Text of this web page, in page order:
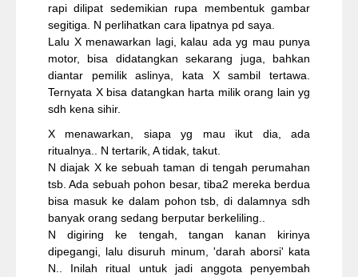
rapi dilipat sedemikian rupa membentuk gambar
segitiga. N perlihatkan cara lipatnya pd saya.
Lalu X menawarkan lagi, kalau ada yg mau punya
motor, bisa didatangkan sekarang juga, bahkan
diantar pemilik aslinya, kata X sambil tertawa.
Ternyata X bisa datangkan harta milik orang lain yg
sdh kena sihir.
X menawarkan, siapa yg mau ikut dia, ada
ritualnya.. N tertarik, A tidak, takut.
N diajak X ke sebuah taman di tengah perumahan
tsb. Ada sebuah pohon besar, tiba2 mereka berdua
bisa masuk ke dalam pohon tsb, di dalamnya sdh
banyak orang sedang berputar berkeliling..
N digiring ke tengah, tangan kanan kirinya
dipegangi, lalu disuruh minum, 'darah aborsi' kata
N.. Inilah ritual untuk jadi anggota penyembah